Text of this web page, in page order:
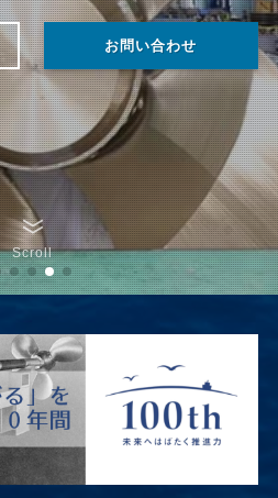
紹介
ステムをご提供します
お問い合わせ
お問い合わせ
ム
お問い合わせ
紹介
ステムをご提供します
お問い合わせ
Scroll